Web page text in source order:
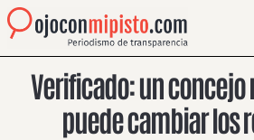
Verificado: un
puede cambiar los